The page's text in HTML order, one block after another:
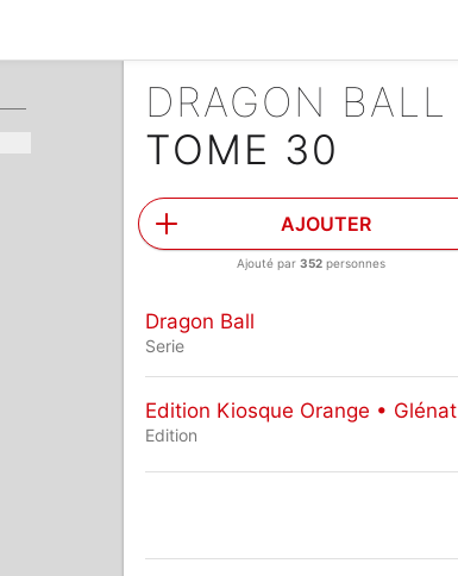
DRAGON BALL
TOME 30
AJOUTER
Ajouté par 352personnes
Dragon Ball
Serie
Edition Kiosque Orange • Glénat
Edition